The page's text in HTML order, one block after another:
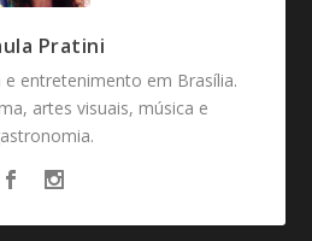
Pratini
e entretenimento em Brasília.
artes visuais, música e